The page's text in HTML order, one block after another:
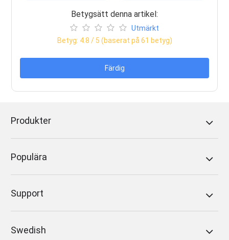
Betygsätt denna artikel:
Utmärkt
Betyg: 4.8 / 5 (baserat på 61 betyg)
Färdig
Produkter
Populära
Support
Swedish